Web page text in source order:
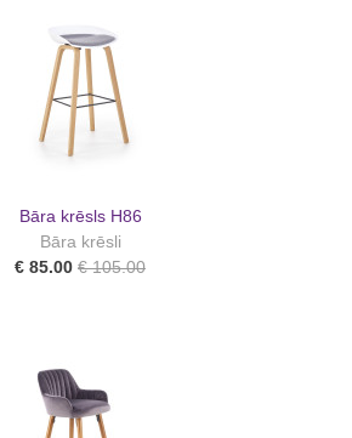
Bāra krēsls H86
Bāra krēsli
€ 85.00 € 105.00